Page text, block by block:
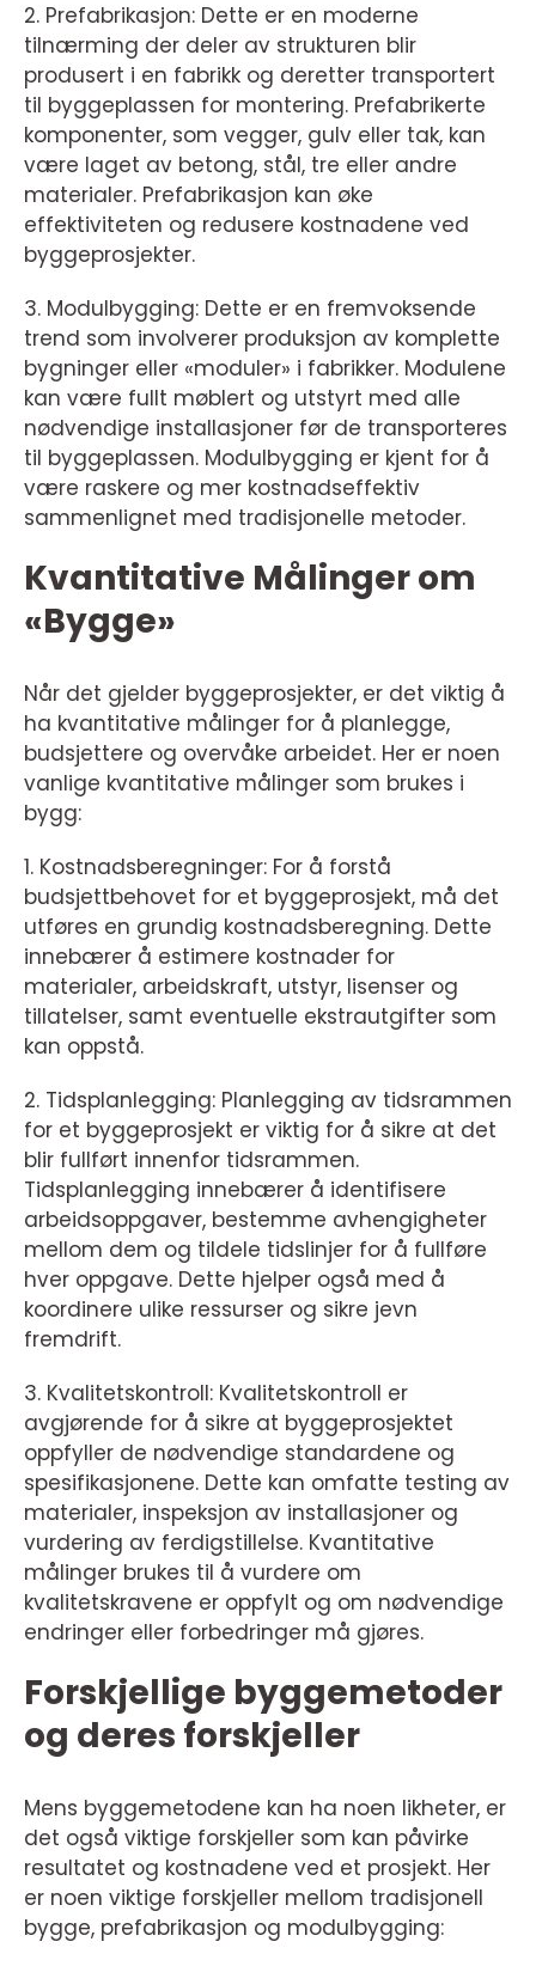
2. Prefabrikasjon: Dette er en moderne
tilnærming der deler av strukturen blir
produsert i en fabrikk og deretter transportert
til byggeplassen for montering. Prefabrikerte
komponenter, som vegger, gulv eller tak, kan
være laget av betong, stål, tre eller andre
materialer. Prefabrikasjon kan øke
effektiviteten og redusere kostnadene ved
byggeprosjekter.
3. Modulbygging: Dette er en fremvoksende
trend som involverer produksjon av komplette
bygninger eller «moduler» i fabrikker. Modulene
kan være fullt møblert og utstyrt med alle
nødvendige installasjoner før de transporteres
til byggeplassen. Modulbygging er kjent for å
være raskere og mer kostnadseffektiv
sammenlignet med tradisjonelle metoder.
Kvantitative Målinger om
«Bygge»
Når det gjelder byggeprosjekter, er det viktig å
ha kvantitative målinger for å planlegge,
budsjettere og overvåke arbeidet. Her er noen
vanlige kvantitative målinger som brukes i
bygg:
1. Kostnadsberegninger: For å forstå
budsjettbehovet for et byggeprosjekt, må det
utføres en grundig kostnadsberegning. Dette
innebærer å estimere kostnader for
materialer, arbeidskraft, utstyr, lisenser og
tillatelser, samt eventuelle ekstrautgifter som
kan oppstå.
2. Tidsplanlegging: Planlegging av tidsrammen
for et byggeprosjekt er viktig for å sikre at det
blir fullført innenfor tidsrammen.
Tidsplanlegging innebærer å identifisere
arbeidsoppgaver, bestemme avhengigheter
mellom dem og tildele tidslinjer for å fullføre
hver oppgave. Dette hjelper også med å
koordinere ulike ressurser og sikre jevn
fremdrift.
3. Kvalitetskontroll: Kvalitetskontroll er
avgjørende for å sikre at byggeprosjektet
oppfyller de nødvendige standardene og
spesifikasjonene. Dette kan omfatte testing av
materialer, inspeksjon av installasjoner og
vurdering av ferdigstillelse. Kvantitative
målinger brukes til å vurdere om
kvalitetskravene er oppfylt og om nødvendige
endringer eller forbedringer må gjøres.
Forskjellige byggemetoder
og deres forskjeller
Mens byggemetodene kan ha noen likheter, er
det også viktige forskjeller som kan påvirke
resultatet og kostnadene ved et prosjekt. Her
er noen viktige forskjeller mellom tradisjonell
bygge, prefabrikasjon og modulbygging: